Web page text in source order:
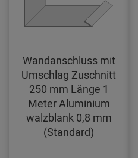
Wandanschluss mit
Umschlag Zuschnitt
250 mm Länge 1
Meter Aluminium
walzblank 0,8 mm
(Standard)